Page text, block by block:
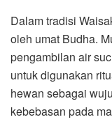
Dalam tradisi
oleh umat Budha.
pengambilan air
untuk digunakan
hewan sebagai
kebebasan pada